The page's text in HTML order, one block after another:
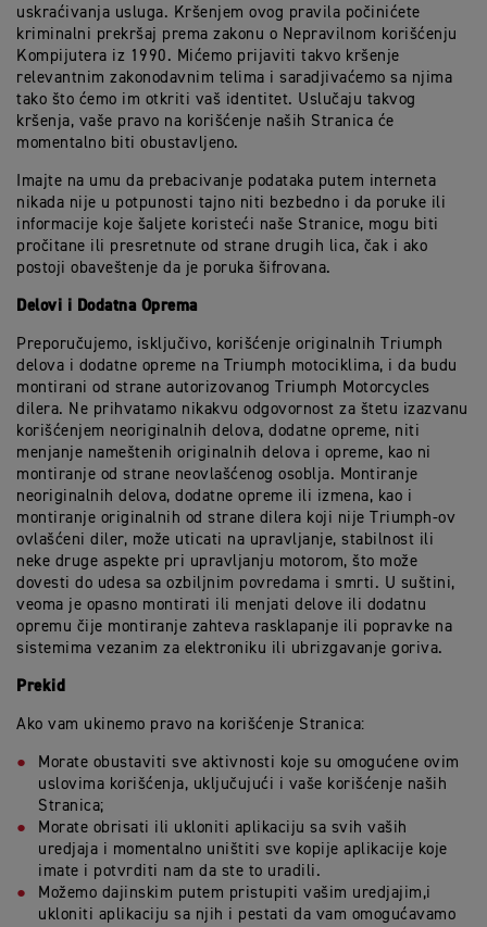
uskraćivanja usluga. Kršenjem ovog pravila počinićete
kriminalni prekršaj prema zakonu o Nepravilnom korišćenju
Kompijutera iz 1990. Mićemo prijaviti takvo kršenje
relevantnim zakonodavnim telima i saradjivaćemo sa njima
tako što ćemo im otkriti vaš identitet. Uslučaju takvog
kršenja, vaše pravo na korišćenje naših Stranica će
momentalno biti obustavljeno.
Imajte na umu da prebacivanje podataka putem interneta
nikada nije u potpunosti tajno niti bezbedno i da poruke ili
informacije koje šaljete koristeći naše Stranice, mogu biti
pročitane ili presretnute od strane drugih lica, čak i ako
postoji obaveštenje da je poruka šifrovana.
Delovi i Dodatna Oprema
Preporučujemo, isključivo, korišćenje originalnih Triumph
delova i dodatne opreme na Triumph motociklima, i da budu
montirani od strane autorizovanog Triumph Motorcycles
dilera. Ne prihvatamo nikakvu odgovornost za štetu izazvanu
korišćenjem neoriginalnih delova, dodatne opreme, niti
menjanje nameštenih originalnih delova i opreme, kao ni
montiranje od strane neovlašćenog osoblja. Montiranje
neoriginalnih delova, dodatne opreme ili izmena, kao i
montiranje originalnih od strane dilera koji nije Triumph-ov
ovlašćeni diler, može uticati na upravljanje, stabilnost ili
neke druge aspekte pri upravljanju motorom, što može
dovesti do udesa sa ozbiljnim povredama i smrti. U suštini,
veoma je opasno montirati ili menjati delove ili dodatnu
opremu čije montiranje zahteva rasklapanje ili popravke na
sistemima vezanim za elektroniku ili ubrizgavanje goriva.
Prekid
Ako vam ukinemo pravo na korišćenje Stranica:
Morate obustaviti sve aktivnosti koje su omogućene ovim
uslovima korišćenja, uključujući i vaše korišćenje naših
Stranica;
Morate obrisati ili ukloniti aplikaciju sa svih vaših
uredjaja i momentalno uništiti sve kopije aplikacije koje
imate i potvrditi nam da ste to uradili.
Možemo dajinskim putem pristupiti vašim uredjajim,i
ukloniti aplikaciju sa njih i pestati da vam omogućavamo